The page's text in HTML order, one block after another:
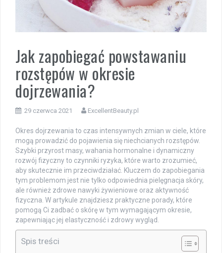
Jak zapobiegać powstawaniu
rozstępów w okresie
dojrzewania?
29 czerwca 2021 ExcellentBeauty.pl
Okres dojrzewania to czas intensywnych zmian w ciele, które
mogą prowadzić do pojawienia się niechcianych rozstępów.
Szybki przyrost masy, wahania hormonalne i dynamiczny
rozwój fizyczny to czynniki ryzyka, które warto zrozumieć,
aby skutecznie im przeciwdziałać. Kluczem do zapobiegania
tym problemom jest nie tylko odpowiednia pielęgnacja skóry,
ale również zdrowe nawyki żywieniowe oraz aktywność
fizyczna. W artykule znajdziesz praktyczne porady, które
pomogą Ci zadbać o skórę w tym wymagającym okresie,
zapewniając jej elastyczność i zdrowy wygląd.
Spis treści